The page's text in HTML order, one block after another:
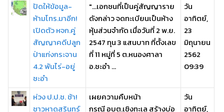
ปัดให้ข้อมูล-
ห้ามโทร.มาอีก!
เปิดตัว หจก.คู่
สัญญาคดีปลูก
ป่าแก่งกระจาน
4.2 พันไร่-อยู่
ชะอำ
"...เอกชนที่เป็นคู่สัญญาราย
ดังกล่าว จดทะเบียนเป็นห้าง
หุ้นส่วนจำกัด เมื่อวันที่ 2 พ.ย.
2547 ทุน 3 แสนบาท ที่ตั้งเลข
ที่ 11 หมู่ที่ 5 ต.หนองศาลา
อ.ชะอำ ...
วัน
อาทิตย์,
23
มิถุนายน
2562
09:39
ห่วง ป.ป.ช. ช้า!
ชาวหาดสุรินทร์
เผยความคืบหน้า
กรณี อบต.เชิงทะเล สร้างบ่อ
วัน
อาทิตย์,